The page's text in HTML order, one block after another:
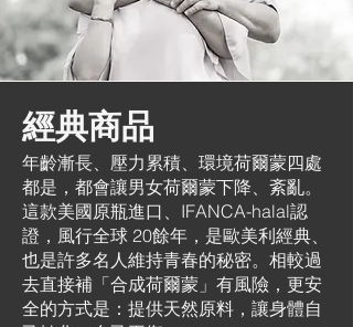
經典商品
年齡漸長、壓力累積、環境荷爾蒙四處
都是，都會讓男女荷爾蒙下降、紊亂。
這款美國原瓶進口、IFANCA-halal認
證，風行全球 20餘年，是歐美利經典、
也是許多名人維持青春的秘密。相較過
去直接補「合成荷爾蒙」有風險，更安
全的方式是：提供天然原料，讓身體自